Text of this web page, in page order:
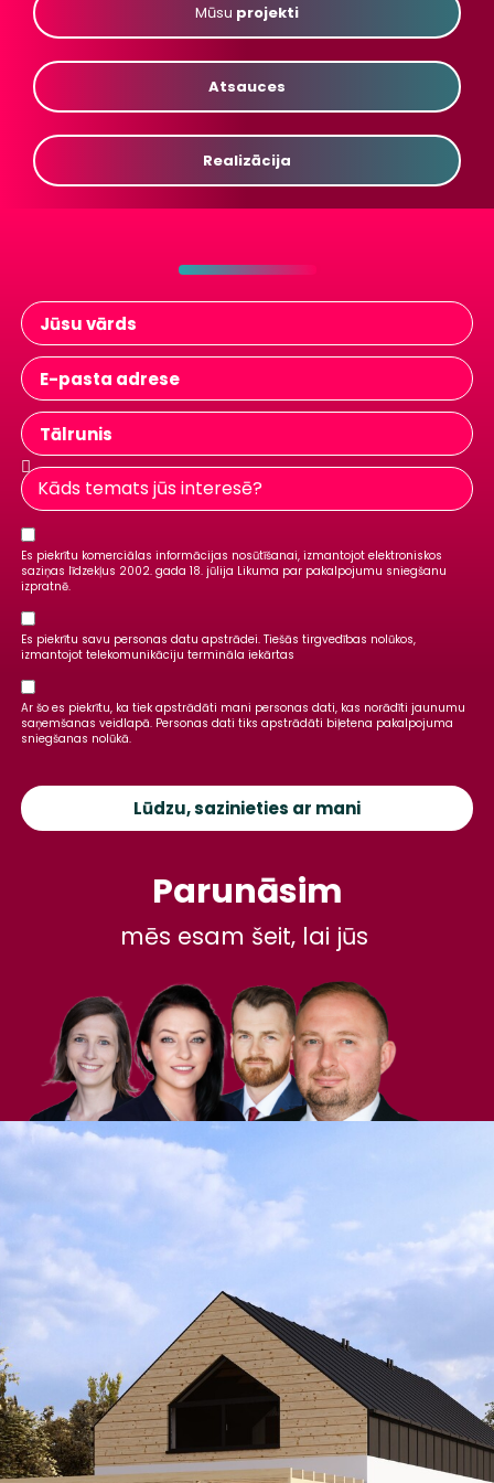
Mūsu projekti
Atsauces
Realizācija
Parunāsim
mēs esam šeit, lai jūs
Es piekrītu komerciālas informācijas nosūtīšanai, izmantojot elektroniskos
saziņas līdzekļus 2002. gada 18. jūlija Likuma par pakalpojumu sniegšanu
izpratnē.
Es piekrītu savu personas datu apstrādei. Tiešās tirgvedības nolūkos,
izmantojot telekomunikāciju termināla iekārtas
Ar šo es piekrītu, ka tiek apstrādāti mani personas dati, kas norādīti jaunumu
saņemšanas veidlapā. Personas dati tiks apstrādāti biļetena pakalpojuma
sniegšanas nolūkā.
Lūdzu, sazinieties ar mani